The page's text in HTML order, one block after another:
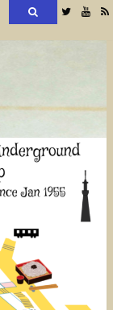
Twitter